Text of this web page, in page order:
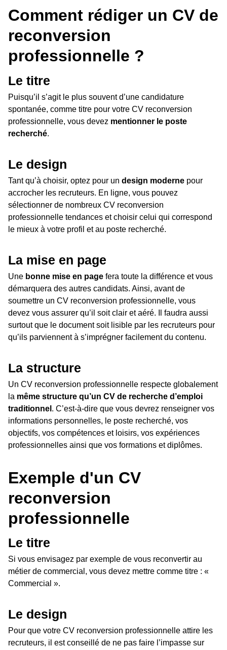
Comment rédiger un CV de
reconversion
professionnelle ?
Le titre
Puisqu’il s’agit le plus souvent d’une candidature
spontanée, comme titre pour votre CV reconversion
professionnelle, vous devez mentionner le poste
recherché.
Le design
Tant qu’à choisir, optez pour un design moderne pour
accrocher les recruteurs. En ligne, vous pouvez
sélectionner de nombreux CV reconversion
professionnelle tendances et choisir celui qui correspond
le mieux à votre profil et au poste recherché.
La mise en page
Une bonne mise en page fera toute la différence et vous
démarquera des autres candidats. Ainsi, avant de
soumettre un CV reconversion professionnelle, vous
devez vous assurer qu’il soit clair et aéré. Il faudra aussi
surtout que le document soit lisible par les recruteurs pour
qu’ils parviennent à s’imprégner facilement du contenu.
La structure
Un CV reconversion professionnelle respecte globalement
la même structure qu’un CV de recherche d’emploi
traditionnel . C’est-à-dire que vous devrez renseigner vos
informations personnelles, le poste recherché, vos
objectifs, vos compétences et loisirs, vos expériences
professionnelles ainsi que vos formations et diplômes.
Exemple d'un CV
reconversion
professionnelle
Le titre
Si vous envisagez par exemple de vous reconvertir au
métier de commercial, vous devez mettre comme titre : «
Commercial ».
Le design
Pour que votre CV reconversion professionnelle attire les
recruteurs, il est conseillé de ne pas faire l’impasse sur